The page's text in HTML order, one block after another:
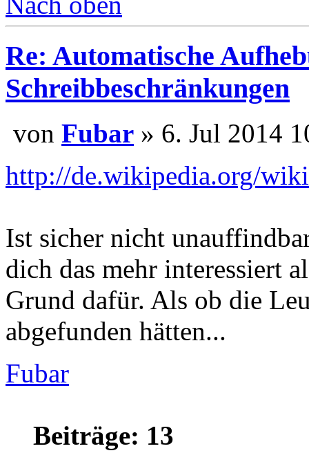
Nach oben
Re: Automatische
Schreibbeschränkungen
von Fubar» 6. Jul
Ist sicher nicht
dich das mehr interessiert
Grund dafür. Als ob die
abgefunden hätten...